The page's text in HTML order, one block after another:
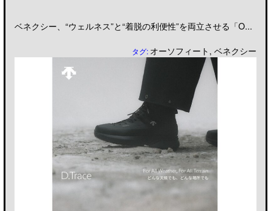
ベネクシー、“ウェルネス”と“着脱の利便性”を両立させる「O...
タグ: オーソフィート ,ベネクシー